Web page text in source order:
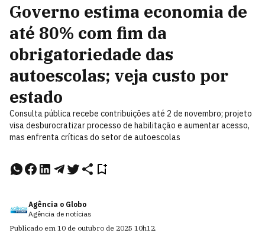
Governo estima economia de
até 80% com fim da
obrigatoriedade das
autoescolas; veja custo por
estado
Consulta pública recebe contribuições até 2 de novembro; projeto
visa desburocratizar processo de habilitação e aumentar acesso,
mas enfrenta críticas do setor de autoescolas
Agência o Globo
Agência de notícias
Publicado em 10 de outubro de 2025 10h12.